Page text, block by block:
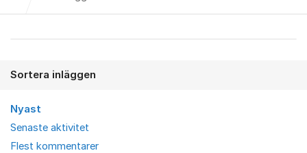
Sortera inläggen
Nyast
Senaste aktivitet
Flest kommentarer